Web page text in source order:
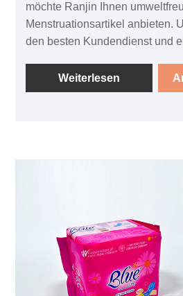
möchte Ranjin Ihnen
Menstruationsartikel anbieten.
den besten Kundendienst und
Menstruationsprodukte
abbaubaren, organischen
die Abfallmenge reduzieren,
ohne Unterbrechung ausführen
Weiterlesen